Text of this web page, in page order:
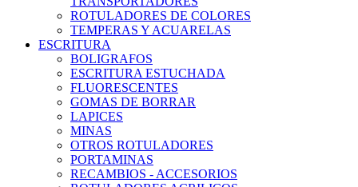
ROTULADORES DE COLORES
TEMPERAS Y ACUARELAS
ESCRITURA
BOLIGRAFOS
ESCRITURA ESTUCHADA
FLUORESCENTES
GOMAS DE BORRAR
LAPICES
MINAS
OTROS ROTULADORES
PORTAMINAS
RECAMBIOS - ACCESORIOS